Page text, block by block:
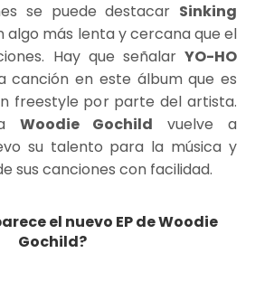
se puede destacar Sinking
algo más lenta y cercana que el
Hay que señalar YO-HO
canción en este álbum que es
freestyle por parte del artista.
Woodie Gochild vuelve a
su talento para la música y
sus canciones con facilidad.
el nuevo EP de Woodie
Gochild?